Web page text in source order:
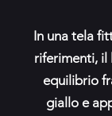
In una tela
riferimenti, il
equilibrio
giallo e